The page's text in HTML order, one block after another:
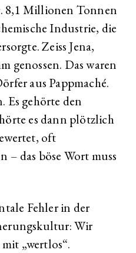
8,1 Millionen Tonnen
Industrie, die
Zeiss Jena,
genossen. Das waren
aus Pappmaché.
Es gehörte den
es dann plötzlich
oft
das böse Wort muss
Fehler in der
Wir
„wertlos“.